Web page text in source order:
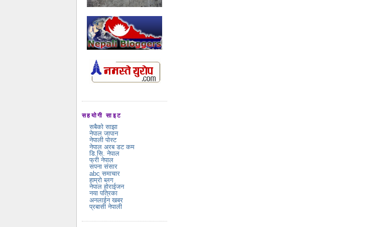
सहयोगी साइट
सबैको साझा
नेपाल जापान
नेपाली पोस्ट
नेपाल अरब डट कम
डि.सि. नेपाल
फ्री नेपाल
सपना संसार
abc समाचार
हाम्रो ब्लग
नेपाल होराईजन
नया पत्रिका
अनलाईन खबर
प्रबासी नेपाली